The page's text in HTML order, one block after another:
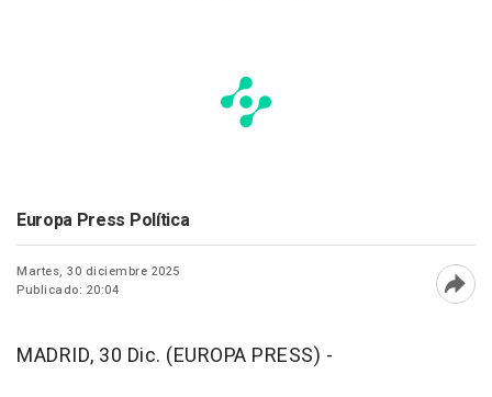
Europa Press Política
Martes, 30 diciembre 2025
Publicado: 20:04
MADRID, 30 Dic. (EUROPA PRESS) -